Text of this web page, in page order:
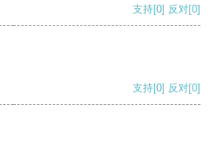
支持[0] 反对[0]
支持[0] 反对[0]